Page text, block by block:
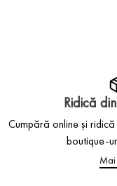
Ridică
Cumpără online și
boutique-
Mai